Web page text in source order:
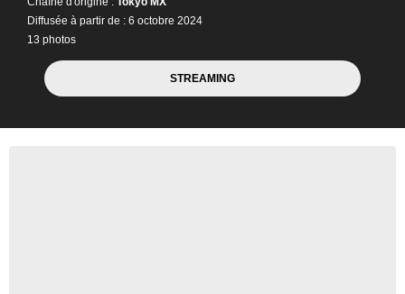
Diffusée à partir de : 6 octobre 2024
13 photos
STREAMING